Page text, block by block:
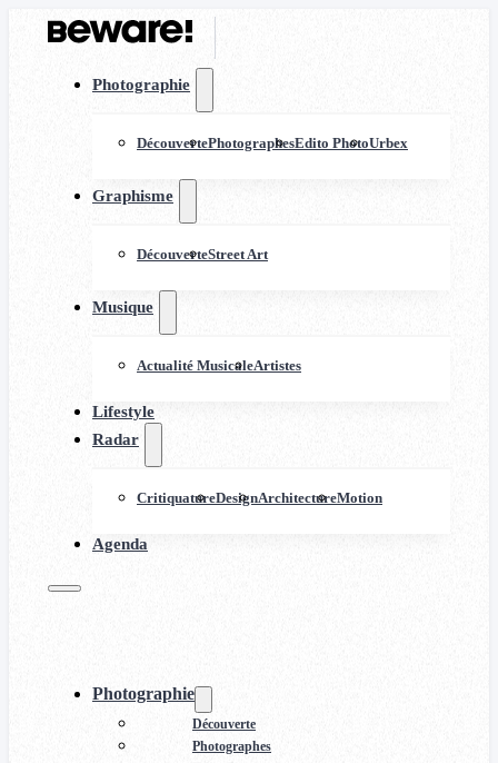
Photographie
DécouvertePhotographesEdito PhotoUrbex
Graphisme
DécouverteStreet Art
Musique
Actualité MusicaleArtistes
Lifestyle
Radar
CritiquatureDesignArchitectureMotion
Agenda
Photographie
Découverte
Photographes